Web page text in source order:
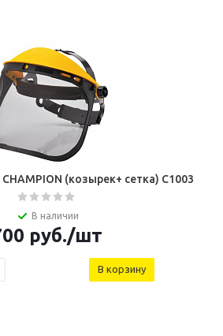
Щиток защитный CHAMPION (козырек+ сетка) C1003
В наличии
руб./шт
В корзину